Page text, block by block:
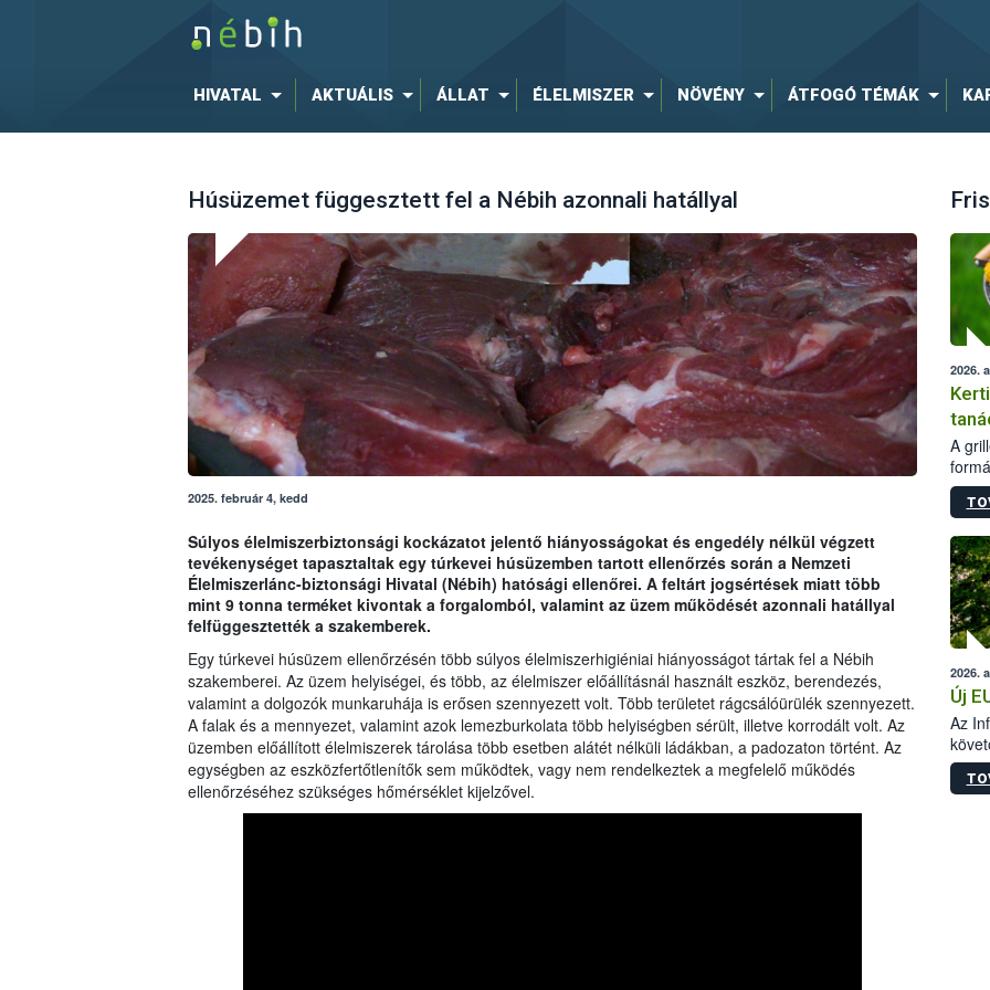
HIVATAL AKTUÁLIS ÁLLAT ÉLELMISZER NÖVÉNY ÁTFOGÓ TÉMÁK
Húsüzemet függesztett fel a Nébih azonnali hatállyal
2025. február 4, kedd
Súlyos élelmiszerbiztonsági kockázatot jelentő hiányosságokat és engedély nélkül végzett
tevékenységet tapasztaltak egy túrkevei húsüzemben tartott ellenőrzés során a Nemzeti
Élelmiszerlánc-biztonsági Hivatal (Nébih) hatósági ellenőrei. A feltárt jogsértések miatt több
mint 9 tonna terméket kivontak a forgalomból, valamint az üzem működését azonnali hatállyal
felfüggesztették a szakemberek.
Egy túrkevei húsüzem ellenőrzésén több súlyos élelmiszerhigiéniai hiányosságot tártak fel a Nébih
szakemberei. Az üzem helyiségei, és több, az élelmiszer előállításnál használt eszköz, berendezés,
valamint a dolgozók munkaruhája is erősen szennyezett volt. Több területet rágcsálóürülék szennyezett.
A falak és a mennyezet, valamint azok lemezburkolata több helyiségben sérült, illetve korrodált volt. Az
üzemben előállított élelmiszerek tárolása több esetben alátét nélküli ládákban, a padozaton történt. Az
egységben az eszközfertőtlenítők sem működtek, vagy nem rendelkeztek a megfelelő működés
ellenőrzéséhez szükséges hőmérséklet kijelzővel.
2026.
A
a
2026.
Új
Az